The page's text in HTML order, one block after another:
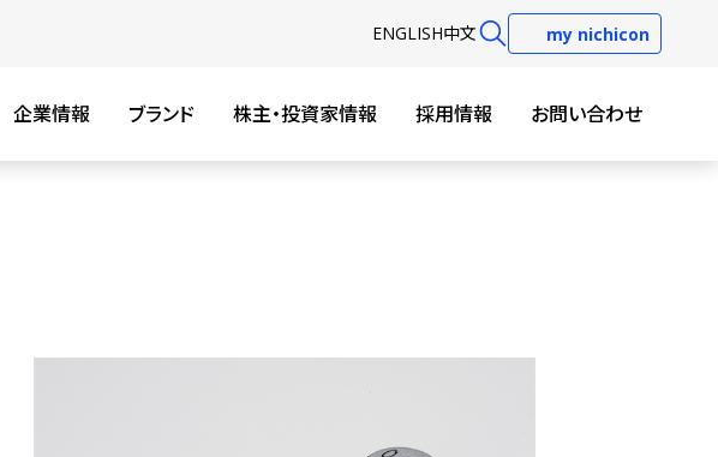
ENGLISH中文 my nichicon
企業情報 ブランド 株主・投資家情報 採用情報 お問い合わせ